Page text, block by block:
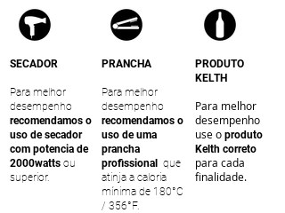
SECADOR
Para melhor
desempenho
recomendamos o
uso de secador
com potencia de
2000watts ou
superior.
PRANCHA
Para melhor
desempenho
recomendamos o
uso de uma
prancha
profissional que
atinja a caloria
mínima de 180°C
/ 356°F.
PRODUTO
KELTH
Para melhor
desempenho
use o produto
Kelth correto
para cada
finalidade.